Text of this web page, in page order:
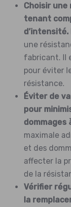
Choisir
tenant
d’intensité.
une
fabricant. Il
pour éviter
résistance.
Éviter de
pour
dommages
maximale
et des
affecter la
de la
Vérifier
la